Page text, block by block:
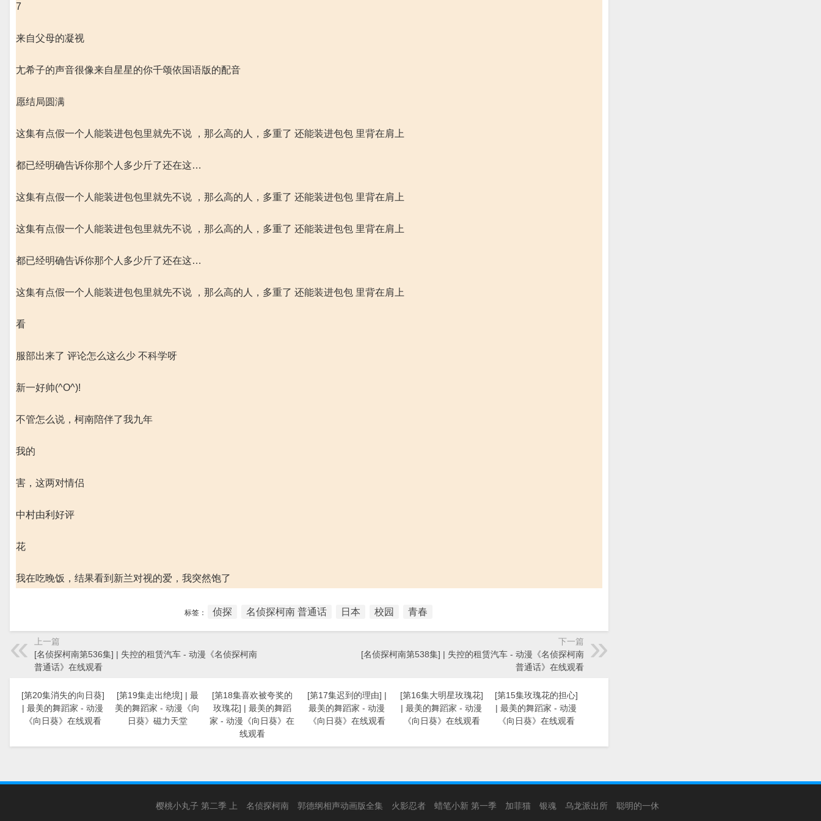
7
来自父母的凝视
尢希子的声音很像来自星星的你千颂依国语版的配音
愿结局圆满
这集有点假一个人能装进包包里就先不说 ，那么高的人，多重了 还能装进包包 里背在肩上
都已经明确告诉你那个人多少斤了还在这…
这集有点假一个人能装进包包里就先不说 ，那么高的人，多重了 还能装进包包 里背在肩上
这集有点假一个人能装进包包里就先不说 ，那么高的人，多重了 还能装进包包 里背在肩上
都已经明确告诉你那个人多少斤了还在这…
这集有点假一个人能装进包包里就先不说 ，那么高的人，多重了 还能装进包包 里背在肩上
看
服部出来了 评论怎么这么少 不科学呀
新一好帅(^O^)!
不管怎么说，柯南陪伴了我九年
我的
害，这两对情侣
中村由利好评
花
我在吃晚饭，结果看到新兰对视的爱，我突然饱了
标签： 侦探 名侦探柯南 普通话 日本 校园 青春
上一篇
[名侦探柯南第536集] | 失控的租赁汽车 - 动漫《名侦探柯南
普通话》在线观看
下一篇
[名侦探柯南第538集] | 失控的租赁汽车 - 动漫《名侦探柯南
普通话》在线观看
[第20集消失的向日葵]
| 最美的舞蹈家 - 动漫
《向日葵》在线观看
[第19集走出绝境] | 最
美的舞蹈家 - 动漫《向
日葵》磁力天堂
[第18集喜欢被夸奖的
玫瑰花] | 最美的舞蹈
家 - 动漫《向日葵》在
线观看
[第17集迟到的理由] |
最美的舞蹈家 - 动漫
《向日葵》在线观看
[第16集大明星玫瑰花]
| 最美的舞蹈家 - 动漫
《向日葵》在线观看
[第15集玫瑰花的担心]
| 最美的舞蹈家 - 动漫
《向日葵》在线观看
樱桃小丸子 第二季 上 名侦探柯南 郭德纲相声动画版全集 火影忍者 蜡笔小新 第一季 加菲猫 银魂 乌龙派出所 聪明的一休